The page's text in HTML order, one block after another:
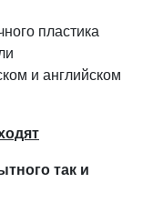
пластика
и английском
тного так и